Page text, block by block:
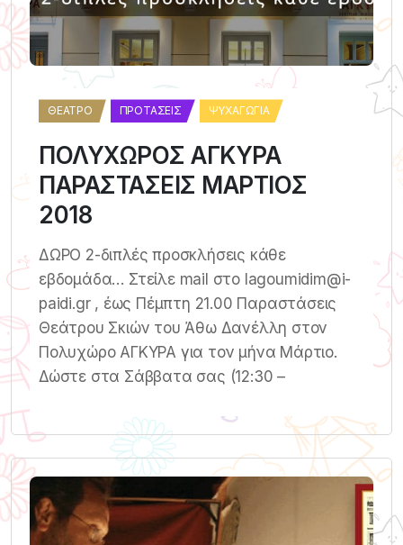
ΘΈΑΤΡΟ ΠΡΟΤΆΣΕΙΣ ΨΥΧΑΓΩΓΊΑ
ΠΟΛΥΧΩΡΟΣ ΑΓΚΥΡΑ
ΠΑΡΑΣΤΑΣΕΙΣ ΜΑΡΤΙΟΣ
2018
ΔΩΡΟ 2-διπλές προσκλήσεις κάθε
εβδομάδα… Στείλε mail στο lagoumidim@i-
paidi.gr , έως Πέμπτη 21.00 Παραστάσεις
Θεάτρου Σκιών του Άθω Δανέλλη στον
Πολυχώρο ΑΓΚΥΡΑ για τον μήνα Μάρτιο.
Δώστε στα Σάββατα σας (12:30 –